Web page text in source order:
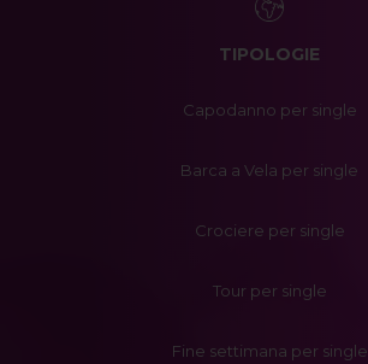
TIPOLOGIE
Capodanno per single
Barca a Vela per single
Crociere per single
Tour per single
Fine settimana per single